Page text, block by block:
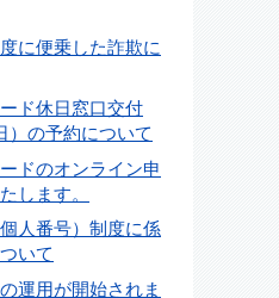
に便乗した詐欺に
ド休日窓口交付
）の予約について
ドのオンライン申
します。
人番号）制度に係
いて
運用が開始されま